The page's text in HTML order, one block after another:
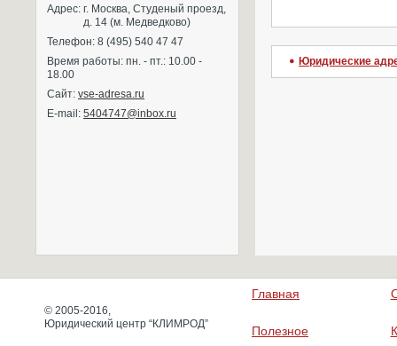
Адрес: г. Москва, Студеный проезд,
д. 14 (м. Медведково)
Телефон: 8 (495) 540 47 47
Время работы: пн. - пт.: 10.00 -
18.00
Сайт: vse-adresa.ru
E-mail: 5404747@inbox.ru
Юридические
© 2005-2016,
Юридический центр “КЛИМРОД”
Главная
Полезное